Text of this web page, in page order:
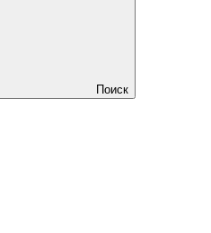
Поиск